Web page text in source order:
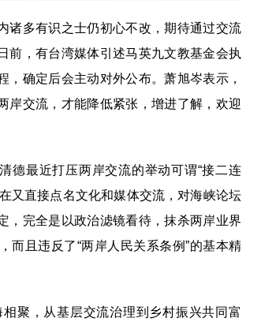
多有识之士仍初心不改，期待通过交流
前，有台湾媒体引述马英九文教基金会执
确定后会主动对外公布。萧旭岑表示，
岸交流，才能降低紧张，增进了解，欢迎
最近打压两岸交流的举动可谓“接二连
又直接点名文化和媒体交流，对海峡论坛
，完全是以政治滤镜看待，抹杀两岸业界
而且违反了“两岸人民关系条例”的基本精
聚，从基层交流治理到乡村振兴共同富